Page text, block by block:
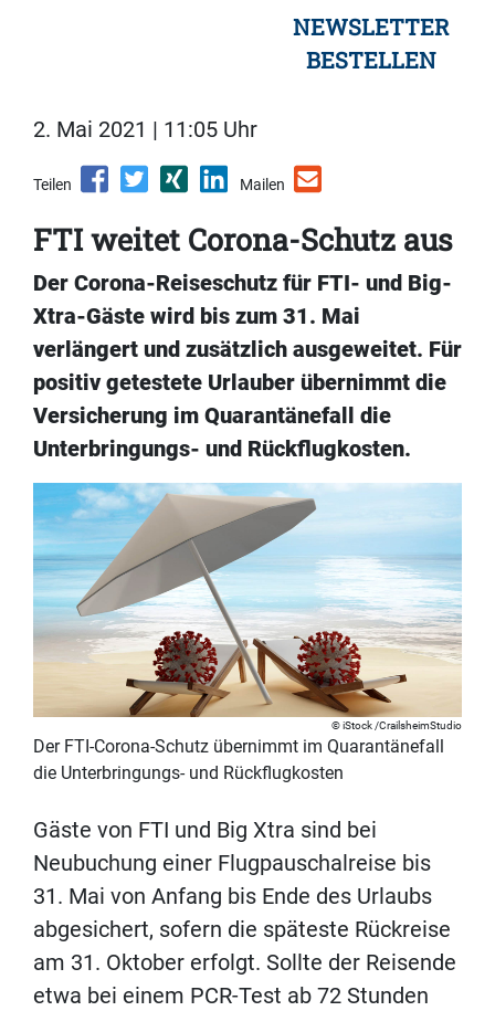
NEWSLETTER
BESTELLEN
2. Mai 2021 | 11:05 Uhr
Teilen Mailen
FTI weitet Corona-Schutz aus
Der Corona-Reiseschutz für FTI- und Big-
Xtra-Gäste wird bis zum 31. Mai
verlängert und zusätzlich ausgeweitet. Für
positiv getestete Urlauber übernimmt die
Versicherung im Quarantänefall die
Unterbringungs- und Rückflugkosten.
iStock /CrailsheimStudio
Der FTI-Corona-Schutz übernimmt im Quarantänefall
die Unterbringungs- und Rückflugkosten
Gäste von FTI und Big Xtra sind bei
Neubuchung einer Flugpauschalreise bis
31. Mai von Anfang bis Ende des Urlaubs
abgesichert, sofern die späteste Rückreise
am 31. Oktober erfolgt. Sollte der Reisende
etwa bei einem PCR-Test ab 72 Stunden